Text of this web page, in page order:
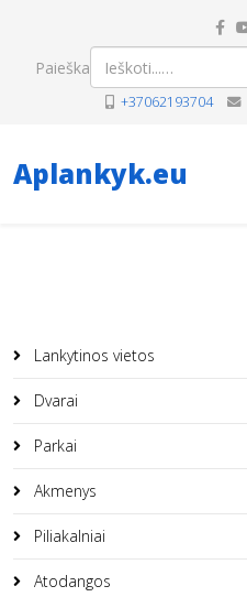
Paieška
+37062193704
Aplankyk.eu
Lankytinos vietos
Dvarai
Parkai
Akmenys
Piliakalniai
Atodangos